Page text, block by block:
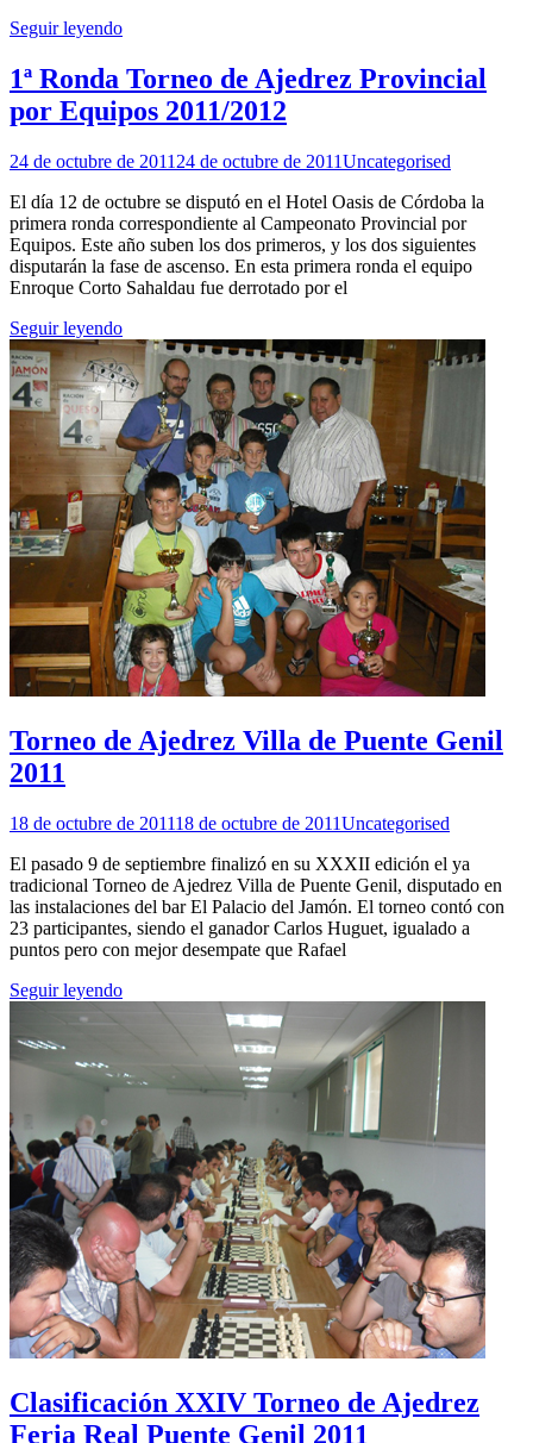
Seguir leyendo
1ª Ronda Torneo de Ajedrez Provincial
por Equipos 2011/2012
24 de octubre de 2011 24 de octubre de 2011Uncategorised
El día 12 de octubre se disputó en el Hotel Oasis de Córdoba la
primera ronda correspondiente al Campeonato Provincial por
Equipos. Este año suben los dos primeros, y los dos siguientes
disputarán la fase de ascenso. En esta primera ronda el equipo
Enroque Corto Sahaldau fue derrotado por el
Seguir leyendo
Torneo de Ajedrez Villa de Puente Genil
2011
18 de octubre de 201118 de octubre de 2011Uncategorised
El pasado 9 de septiembre finalizó en su XXXII edición el ya
tradicional Torneo de Ajedrez Villa de Puente Genil, disputado en
las instalaciones del bar El Palacio del Jamón. El torneo contó con
23 participantes, siendo el ganador Carlos Huguet, igualado a
puntos pero con mejor desempate que Rafael
Seguir leyendo
Clasificación XXIV Torneo de Ajedrez
Feria Real Puente Genil 2011